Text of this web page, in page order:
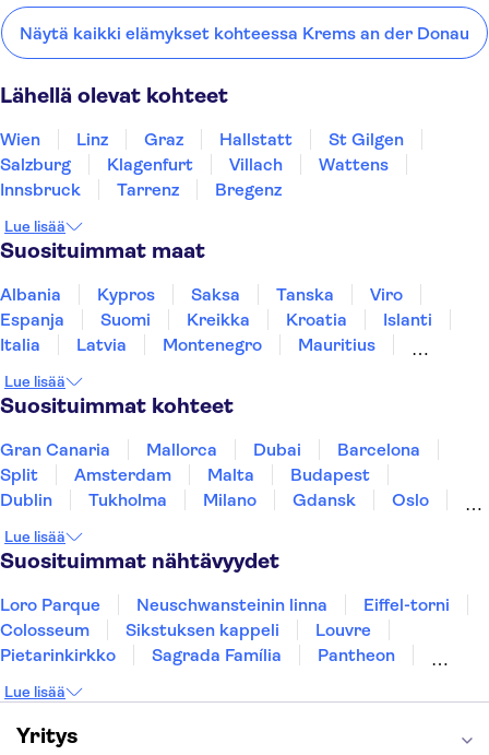
Donau lähellä:
Wien Hallstatt
Näytä kaikki elämykset kohteessa Krems an der Donau
Lähellä olevat kohteet
Wien Linz Graz Hallstatt
St Gilgen
Salzburg
Klagenfurt Villach
Wattens
Innsbruck
Tarrenz Bregenz
Lue lisää
Suosituimmat maat
Albania Kypros Saksa Tanska
Viro
Espanja
Suomi Kreikka Kroatia
Islanti
Italia
Latvia Montenegro
Mauritius
Thaimaa
Turkki
Lue lisää
Suosituimmat kohteet
Gran Canaria Mallorca Dubai
Barcelona
Split
Amsterdam Malta
Budapest
Dublin
Tukholma Milano Gdansk
Oslo
Tallinna
Ljubljana Riika
Lue lisää
Suosituimmat nähtävyydet
Loro Parque Neuschwansteinin linna
Eiffel-torni
Colosseum
Sikstuksen kappeli
Louvre
Pietarinkirkko
Sagrada Família
Pantheon
Keukenhof
London Eye
Montmartre
Wieliczkan suolakaivos
Lue lisää
Yritys